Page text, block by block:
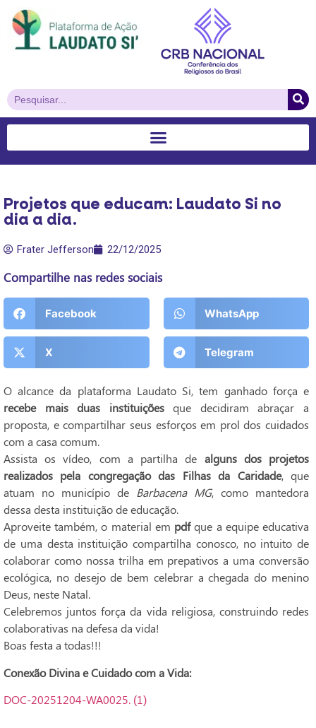
Projetos que educam: Laudato Si no
dia a dia.
Frater Jefferson 22/12/2025
Compartilhe nas redes sociais
Facebook WhatsApp
X Telegram
O alcance da plataforma Laudato Si, tem ganhado força e
recebe mais duas instituiçõesque decidiram abraçar a
proposta, e compartilhar seus esforços em prol dos cuidados
com a casa comum.
Assista os vídeo, com a partilha de alguns dos projetos
realizados pela congregação das Filhas da Caridade, que
atuam no município de Barbacena MG, como mantedora
dessa desta instituição de educação.
Aproveite também, o material em pdfque a equipe educativa
de uma desta instituição compartilha conosco, no intuito de
colaborar como nossa trilha em prepativos a uma conversão
ecológica, no desejo de bem celebrar a chegada do menino
Deus, neste Natal.
Celebremos juntos força da vida religiosa, construindo redes
colaborativas na defesa da vida!
Boas festa a todas!!!
Conexão Divina e Cuidado com a Vida:
DOC-20251204-WA0025. (1)